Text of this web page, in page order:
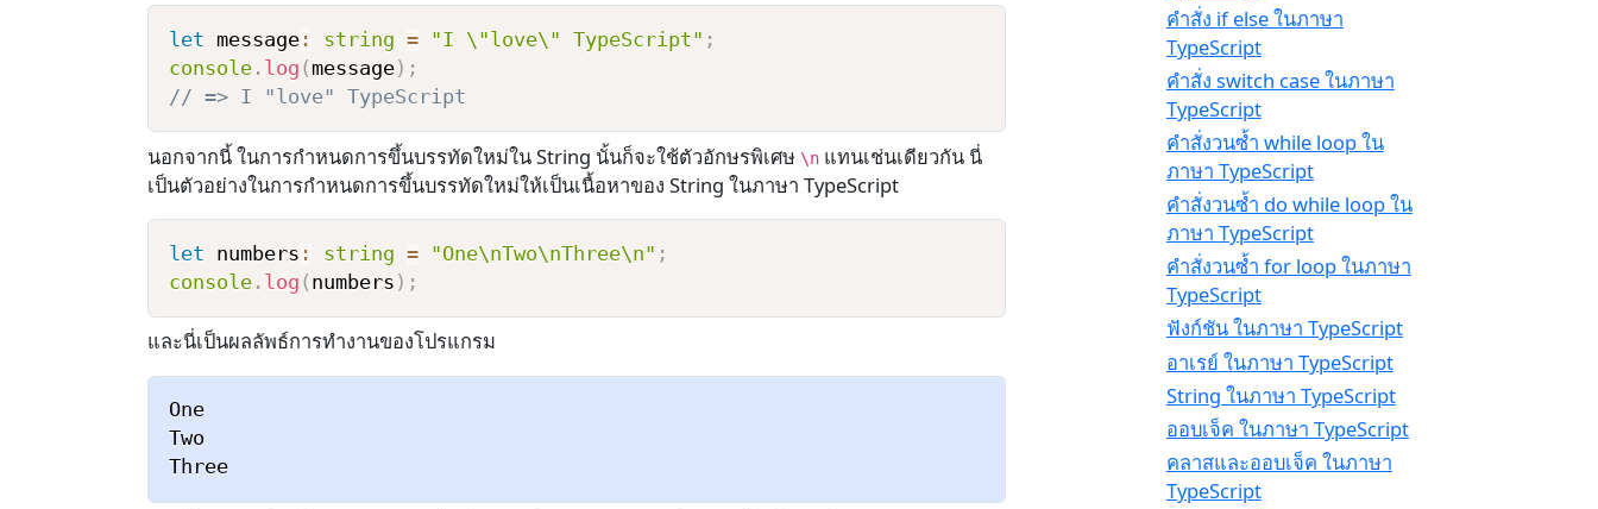
let message: string = "I \"love\" TypeScript" ;
console. log ( message) ;
// => I "love" TypeScript
นอกจากนี้ ในการกำหนดการขึ้นบรรทัดใหม่ใน String นั้นก็จะใช้ตัวอักษรพิเศษ \n แทนเช่นเดียวกัน นี่
เป็นตัวอย่างในการกำหนดการขึ้นบรรทัดใหม่ให้เป็นเนื้อหาของ String ในภาษา TypeScript
let numbers : string = "One\nTwo\nThree\n" ;
console. log ( numbers ) ;
และนี่เป็นผลลัพธ์การทำงานของโปรแกรม
One
Two
Three
คำสั่ง if else ในภาษา
TypeScript
คำสั่ง switch case ในภาษา
TypeScript
คำสั่งวนซ้ำ while loop ใน
ภาษา TypeScript
คำสั่งวนซ้ำ do while loop ใน
ภาษา TypeScript
คำสั่งวนซ้ำ for loop ในภาษา
TypeScript
ฟังก์ชัน ในภาษา TypeScript
อาเรย์ ในภาษา TypeScript
String ในภาษา TypeScript
ออบเจ็ค ในภาษา TypeScript
คลาสและออบเจ็ค ในภาษา
TypeScript